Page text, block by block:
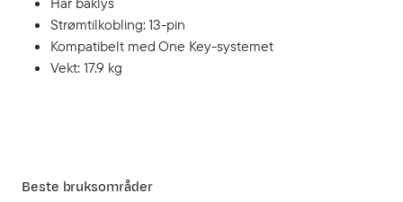
Strømtilkobling: 13-pin
Kompatibelt med One Key-systemet
Vekt: 17.9 kg
Beste bruksområder